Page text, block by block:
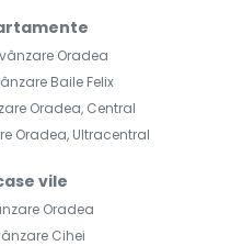
Oradea
Baile Felix
Oradea, Central
Oradea, Ultracentral
vile
Oradea
Cihei